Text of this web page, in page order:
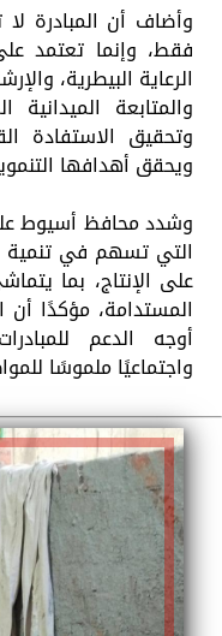
وأضاف أن المبادرة
فقط، وإنما تعتمد
الرعاية البيطرية،
والمتابعة
وتحقيق الاستفادة
ويحقق أهدافها
وشدد محافظ أسيوط
التي تسهم في تنمية
على الإنتاج، بما
المستدامة، مؤكدًا
أوجه الدعم
واجتماعيًا ملموسًا